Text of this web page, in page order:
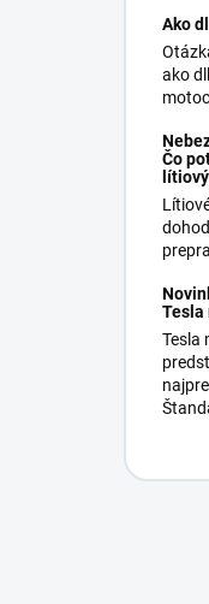
Ako
ako
Čo
Tesla
Tesla